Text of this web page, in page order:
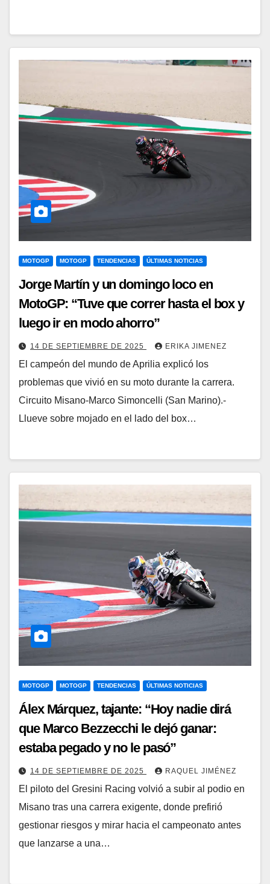
MOTOGP MOTOGP TENDENCIAS ÚLTIMAS NOTICIAS
Jorge Martín y un domingo loco en
MotoGP: “Tuve que correr hasta el box y
luego ir en modo ahorro”
14 DE SEPTIEMBRE DE 2025 ERIKA JIMENEZ
El campeón del mundo de Aprilia explicó los
problemas que vivió en su moto durante la carrera.
Circuito Misano-Marco Simoncelli (San Marino).-
Llueve sobre mojado en el lado del box…
MOTOGP MOTOGP TENDENCIAS ÚLTIMAS NOTICIAS
Álex Márquez, tajante: “Hoy nadie dirá
que Marco Bezzecchi le dejó ganar:
estaba pegado y no le pasó”
14 DE SEPTIEMBRE DE 2025 RAQUEL JIMÉNEZ
El piloto del Gresini Racing volvió a subir al podio en
Misano tras una carrera exigente, donde prefirió
gestionar riesgos y mirar hacia el campeonato antes
que lanzarse a una…